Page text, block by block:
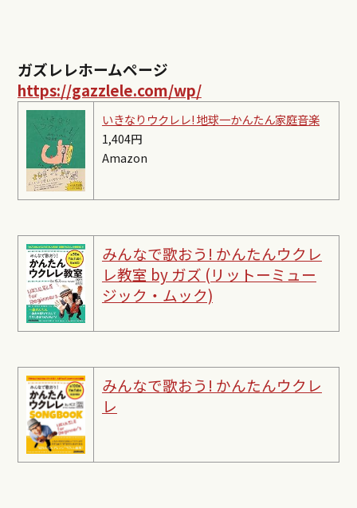
ガズレレホームページ
https://gazzlele.com/wp/
いきなりウクレレ! 地球一かんたん家庭音楽
1,404円
Amazon
みんなで歌おう! かんたんウクレ
レ教室 by ガズ (リットーミュー
ジック・ムック)
みんなで歌おう! かんたんウクレ
レ